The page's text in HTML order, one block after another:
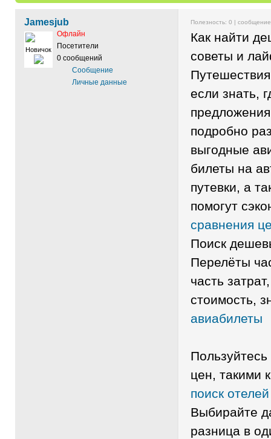
Jamesjub
Новичок
Офлайн
Посетители
0 сообщений
Сообщение
Личные данные
Полезность: 0 |
Как найти
советы и
если знать,
подробно
выгодные
билеты на
путевки, а
помогут
сравнения
Поиск
Перелёты
часть
стоимость,
авиабилеты
цен, такими
поиск отелей
Выбирайте
разница в